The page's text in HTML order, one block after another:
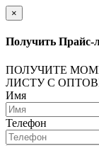
×
Получить Прайс-
ПОЛУЧИТЕ
ЛИСТУ С
Имя
Телефон